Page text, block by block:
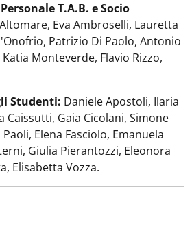
T.A.B. e Socio
Eva Ambroselli, Lauretta
Patrizio Di Paolo, Antonio
Katia Monteverde, Flavio Rizzo,
Studenti: Daniele Apostoli, Ilaria
Caissutti, Gaia Cicolani, Simone
Elena Fasciolo, Emanuela
Giulia Pierantozzi, Eleonora
Elisabetta Vozza.